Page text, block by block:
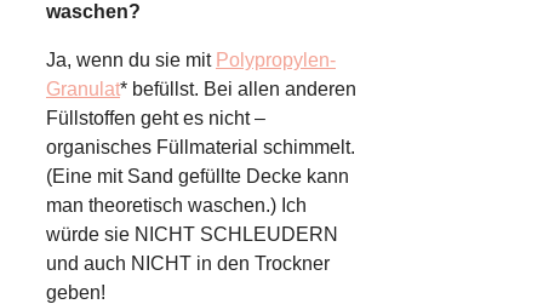
waschen?
Ja, wenn du sie mit Polypropylen-
Granulat* befüllst. Bei allen anderen
Füllstoffen geht es nicht –
organisches Füllmaterial schimmelt.
(Eine mit Sand gefüllte Decke kann
man theoretisch waschen.) Ich
würde sie NICHT SCHLEUDERN
und auch NICHT in den Trockner
geben!